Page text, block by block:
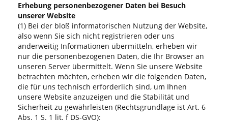
Erhebung personenbezogener Daten bei Besuch
unserer Website
(1) Bei der bloß informatorischen Nutzung der Website,
also wenn Sie sich nicht registrieren oder uns
anderweitig Informationen übermitteln, erheben wir
nur die personenbezogenen Daten, die Ihr Browser an
unseren Server übermittelt. Wenn Sie unsere Website
betrachten möchten, erheben wir die folgenden Daten,
die für uns technisch erforderlich sind, um Ihnen
unsere Website anzuzeigen und die Stabilität und
Sicherheit zu gewährleisten (Rechtsgrundlage ist Art. 6
Abs. 1 S. 1 lit. f DS-GVO):